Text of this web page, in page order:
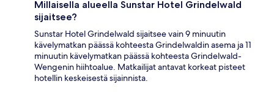
Millaisella alueella Sunstar Hotel Grindelwald
sijaitsee?
Sunstar Hotel Grindelwald sijaitsee vain 9 minuutin
kävelymatkan päässä kohteesta Grindelwaldin asema ja 11
minuutin kävelymatkan päässä kohteesta Grindelwald-
Wengenin hiihtoalue. Matkailijat antavat korkeat pisteet
hotellin keskeisestä sijainnista.